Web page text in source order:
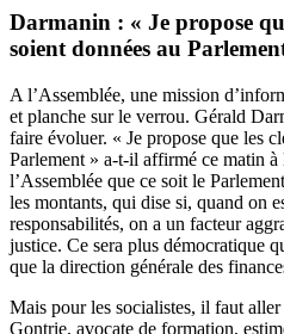
Darmanin : « Je propose
soient données au
A l’Assemblée, une mission
et planche sur le verrou. Gérald
faire évoluer. « Je propose que les
Parlement » a-t-il affirmé ce matin à
l’Assemblée que ce soit le
les montants, qui dise si, quand on
responsabilités, on a un facteur
justice. Ce sera plus démocratique
que la direction générale des
Mais pour les socialistes, il faut
Gontrie, avocate de formation,